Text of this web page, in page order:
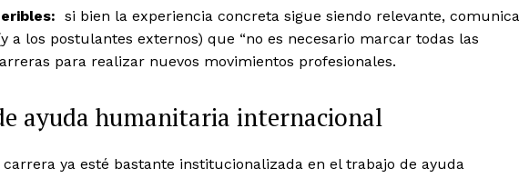
si bien la experiencia concreta sigue siendo relevante,
a los postulantes externos) que “no es necesario marcar todas las
para realizar nuevos movimientos profesionales.
ayuda humanitaria internacional
ya esté bastante institucionalizada en el trabajo de ayuda